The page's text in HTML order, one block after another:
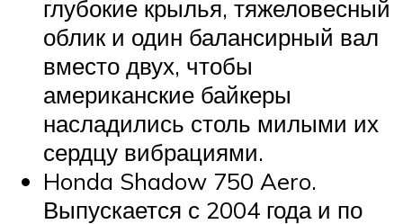
глубокие крылья, тяжеловесный
облик и один балансирный вал
вместо двух, чтобы
американские байкеры
насладились столь милыми их
сердцу вибрациями.
Honda Shadow 750 Aero.
Выпускается с 2004 года и по